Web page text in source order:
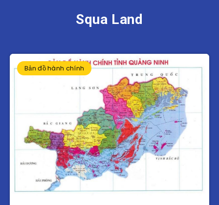
Squa Land
Bản đồ hành chính